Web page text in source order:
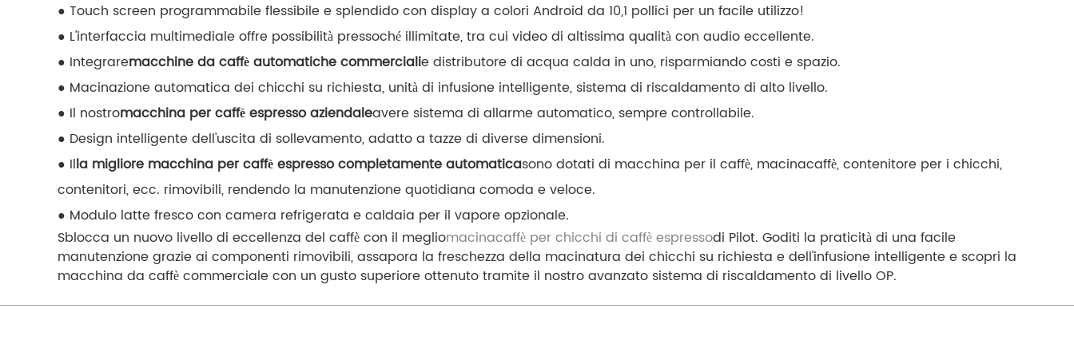
● Touch screen programmabile flessibile e splendido con display a colori Android da 10,1 pollici per un facile utilizzo!
● L'interfaccia multimediale offre possibilità pressoché illimitate, tra cui video di altissima qualità con audio eccellente.
● Integraremacchine da caffè automatiche commercialie distributore di acqua calda in uno, risparmiando costi e spazio.
● Macinazione automatica dei chicchi su richiesta, unità di infusione intelligente, sistema di riscaldamento di alto livello.
● Il nostromacchina per caffè espresso aziendaleavere sistema di allarme automatico, sempre controllabile.
● Design intelligente dell'uscita di sollevamento, adatto a tazze di diverse dimensioni.
● Illa migliore macchina per caffè espresso completamente automaticasono dotati di macchina per il caffè, macinacaffè, contenitore per i chicchi,
contenitori, ecc. rimovibili, rendendo la manutenzione quotidiana comoda e veloce.
● Modulo latte fresco con camera refrigerata e caldaia per il vapore opzionale.
Sblocca un nuovo livello di eccellenza del caffè con il megliomacinacaffè per chicchi di caffè espressodi Pilot. Goditi la praticità di una facile
manutenzione grazie ai componenti rimovibili, assapora la freschezza della macinatura dei chicchi su richiesta e dell'infusione intelligente e scopri la
macchina da caffè commerciale con un gusto superiore ottenuto tramite il nostro avanzato sistema di riscaldamento di livello OP.